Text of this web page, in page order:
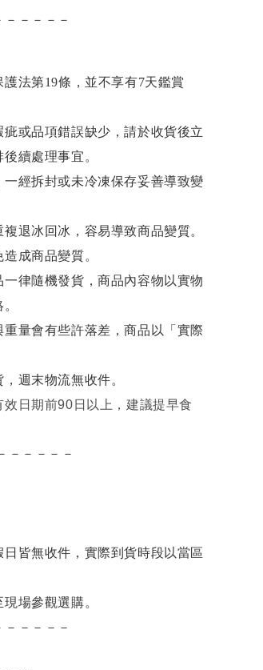
－－－－
法第19條，並不享有7天鑑賞
或品項錯誤缺少，請於收貨後立
續處理事宜。
經拆封或未冷凍保存妥善導致變
退冰回冰，容易導致商品變質。
成商品變質。
律隨機發貨，商品內容物以實物
量會有些許落差，商品以「實際
週末物流無收件。
日期前90日以上，建議提早食
－－－－－
皆無收件，實際到貨時段以當區
場參觀選購。
－－－－